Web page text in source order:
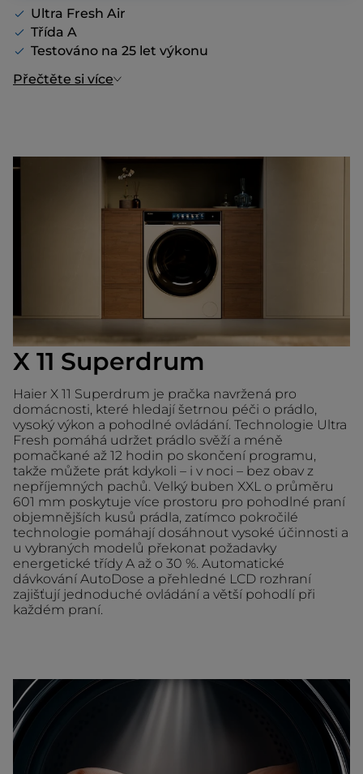
Ultra Fresh Air
Třída A
Testováno na 25 let výkonu
Přečtěte si více
X 11 Superdrum
Haier X 11 Superdrum je pračka navržená pro
domácnosti, které hledají šetrnou péči o prádlo,
vysoký výkon a pohodlné ovládání. Technologie Ultra
Fresh pomáhá udržet prádlo svěží a méně
pomačkané až 12 hodin po skončení programu,
takže můžete prát kdykoli – i v noci – bez obav z
nepříjemných pachů. Velký buben XXL o průměru
601 mm poskytuje více prostoru pro pohodlné praní
objemnějších kusů prádla, zatímco pokročilé
technologie pomáhají dosáhnout vysoké účinnosti a
u vybraných modelů překonat požadavky
energetické třídy A až o 30 %. Automatické
dávkování AutoDose a přehledné LCD rozhraní
zajišťují jednoduché ovládání a větší pohodlí při
každém praní.